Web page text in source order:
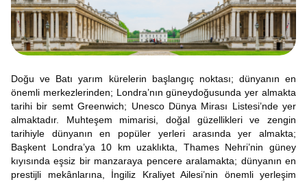
Doğu ve Batı yarım kürelerin başlangıç noktası; dünyanın en
önemli merkezlerinden; Londra’nın güneydoğusunda yer almakta
tarihi bir semt Greenwich; Unesco Dünya Mirası Listesi’nde yer
almaktadır. Muhteşem mimarisi, doğal güzellikleri ve zengin
tarihiyle dünyanın en popüler yerleri arasında yer almakta;
Başkent Londra’ya 10 km uzaklıkta, Thames Nehri’nin güney
kıyısında eşsiz bir manzaraya pencere aralamakta; dünyanın en
prestijli mekânlarına, İngiliz Kraliyet Ailesi’nin önemli yerleşim